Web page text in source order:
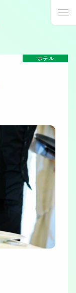
ホテル